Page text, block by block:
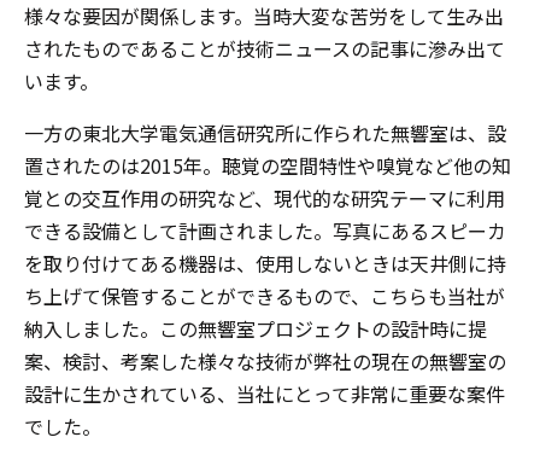
様々な要因が関係します。当時大変な苦労をして生み出
されたものであることが技術ニュースの記事に滲み出て
います。
一方の東北大学電気通信研究所に作られた無響室は、設
置されたのは2015年。聴覚の空間特性や嗅覚など他の知
覚との交互作用の研究など、現代的な研究テーマに利用
できる設備として計画されました。写真にあるスピーカ
を取り付けてある機器は、使用しないときは天井側に持
ち上げて保管することができるもので、こちらも当社が
納入しました。この無響室プロジェクトの設計時に提
案、検討、考案した様々な技術が弊社の現在の無響室の
設計に生かされている、当社にとって非常に重要な案件
でした。